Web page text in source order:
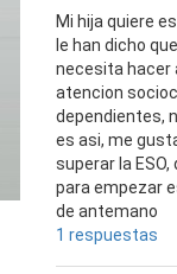
Mi hija quiere
le han dicho
necesita hacer
atencion
dependientes,
es asi, me
superar la
para empezar
de antemano
1 respuestas